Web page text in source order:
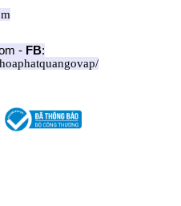
- FB: